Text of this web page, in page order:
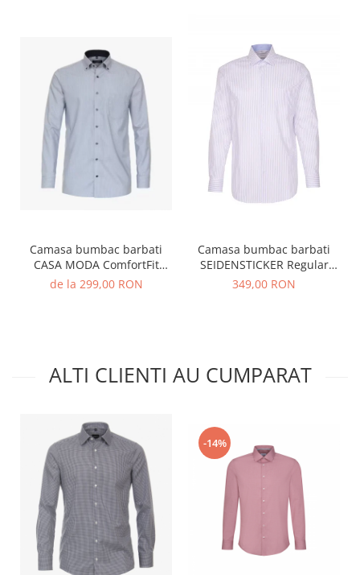
Camasa bumbac barbati
CASA MODA ComfortFit
albastru dungulite
de la 299,00 RON
Camasa bumbac barbati
SEIDENSTICKER Regular
dungulite roz
349,00 RON
ALTI CLIENTI AU CUMPARAT
-14%